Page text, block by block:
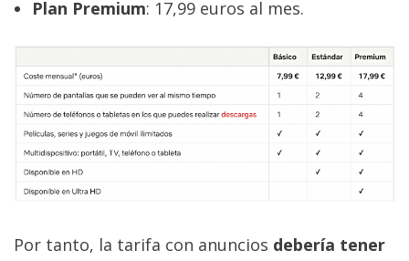
Plan Premium: 17,99 euros al mes.
Por tanto, la tarifa con anuncios debería tener